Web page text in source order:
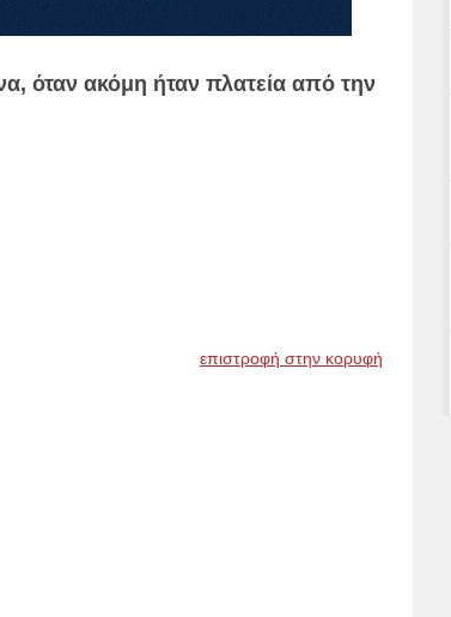
όταν ακόμη ήταν πλατεία από την
επιστροφή στην κορυφή